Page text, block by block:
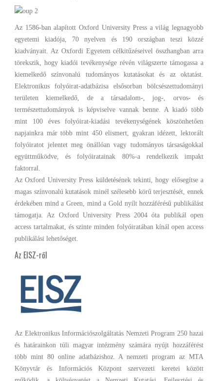
Az 1586-ban alapított Oxford University Press a világ legnagyobb
egyetemi kiadója, 70 nyelven és 190 országban teszi közzé
kiadványait. Az Oxfordi Egyetem célkitűzéseivel összhangban arra
törekszik, hogy kiadói tevékenysége révén világszerte támogassa a
kiemelkedő színvonalú tudományos kutatásokat és az oktatást.
Elektronikus folyóirat-adatbázisa elsősorban bölcsészettudományi
területen kiemelkedő, de a társadalom-, jog-, orvos- és
természettudományok is képviselve vannak benne. A kiadó több
mint 100 éves folyóirat-kiadási tevékenységének köszönhetően
napjainkra már több mint 450 elismert, gyakran idézett, lektorált
folyóiratot jelentet meg önállóan vagy tudományos társaságokkal
együttműködve, és folyóiratainak 80%-a rendelkezik impakt
faktorral.
Az Oxford University Press küldetésének tekinti, hogy elősegítse a
magas színvonalú kutatások minél szélesebb körű terjesztését, ennek
érdekében mind a Green, mind a Gold nyílt hozzáférésű publikálást
támogatja. Az Oxford University Press 2004 óta publikál open
access tartalmakat, és szinte minden folyóiratában kínál open access
publikálási lehetőséget.
Az EISZ-ről
Az Elektronikus Információszolgáltatás Nemzeti Program 250 hazai
és határainkon túli magyar intézmény számára nyújt hozzáférést
több mint 80 online adatbázishoz. A nemzeti program az MTA
Könyvtár és Információs Központ szervezeti keretei között